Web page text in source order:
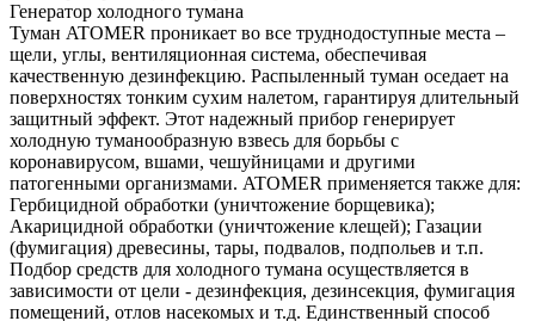
Генератор холодного тумана
Туман ATOMER проникает во все труднодоступные места –
щели, углы, вентиляционная система, обеспечивая
качественную дезинфекцию. Распыленный туман оседает на
поверхностях тонким сухим налетом, гарантируя длительный
защитный эффект. Этот надежный прибор генерирует
холодную туманообразную взвесь для борьбы с
коронавирусом, вшами, чешуйницами и другими
патогенными организмами. ATOMER применяется также для:
Гербицидной обработки (уничтожение борщевика);
Акарицидной обработки (уничтожение клещей); Газации
(фумигация) древесины, тары, подвалов, подпольев и т.п.
Подбор средств для холодного тумана осуществляется в
зависимости от цели - дезинфекция, дезинсекция, фумигация
помещений, отлов насекомых и т.д. Единственный способ